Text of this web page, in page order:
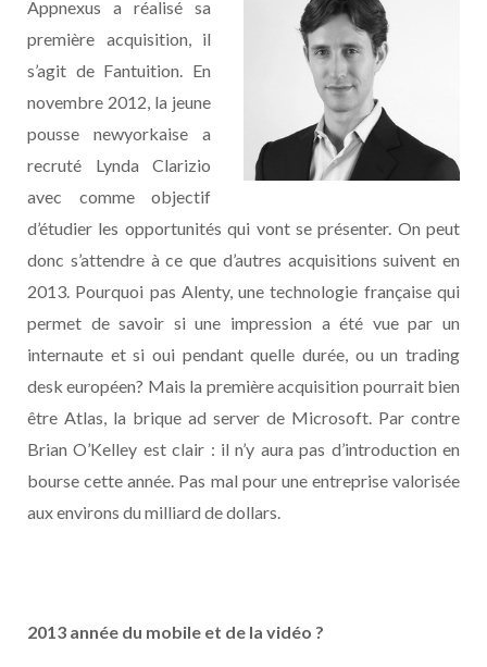
Appnexus a réalisé sa
première acquisition, il
s’agit de Fantuition. En
novembre 2012, la jeune
pousse newyorkaise a
recruté Lynda Clarizio
avec comme objectif
d’étudier les opportunités qui vont se présenter. On peut
donc s’attendre à ce que d’autres acquisitions suivent en
2013. Pourquoi pas Alenty, une technologie française qui
permet de savoir si une impression a été vue par un
internaute et si oui pendant quelle durée, ou un trading
desk européen? Mais la première acquisition pourrait bien
être Atlas, la brique ad server de Microsoft. Par contre
Brian O’Kelley est clair : il n’y aura pas d’introduction en
bourse cette année. Pas mal pour une entreprise valorisée
aux environs du milliard de dollars.
2013 année du mobile et de la vidéo ?